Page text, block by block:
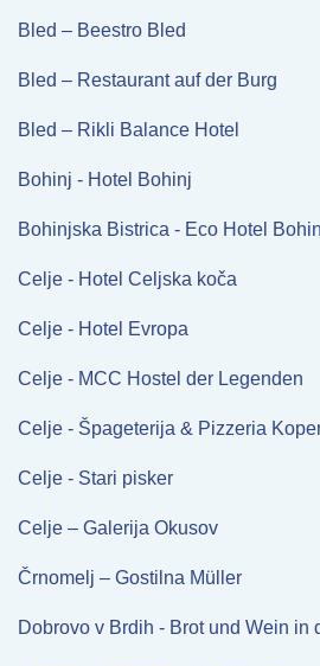
Bled – Beestro Bled
Bled – Restaurant auf der Burg
Bled – Rikli Balance Hotel
Bohinj - Hotel Bohinj
Bohinjska Bistrica - Eco Hotel
Celje - Hotel Celjska koča
Celje - Hotel Evropa
Celje - MCC Hostel der Legenden
Celje - Špageterija & Pizzeria
Celje - Stari pisker
Celje – Galerija Okusov
Črnomelj – Gostilna Müller
Dobrovo v Brdih - Brot und Wein in